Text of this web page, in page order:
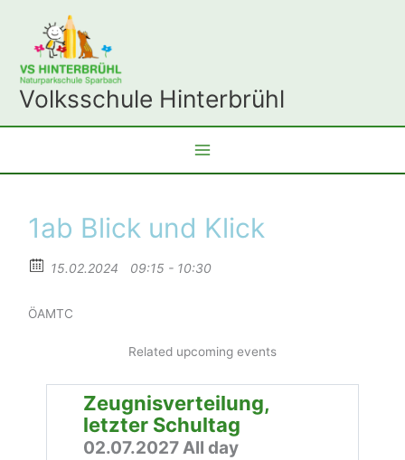
springen
Volksschule Hinterbrühl
1ab Blick und Klick
15.02.2024 09:15 - 10:30
ÖAMTC
Related upcoming events
Zeugnisverteilung,
letzter Schultag
02.07.2027 All day